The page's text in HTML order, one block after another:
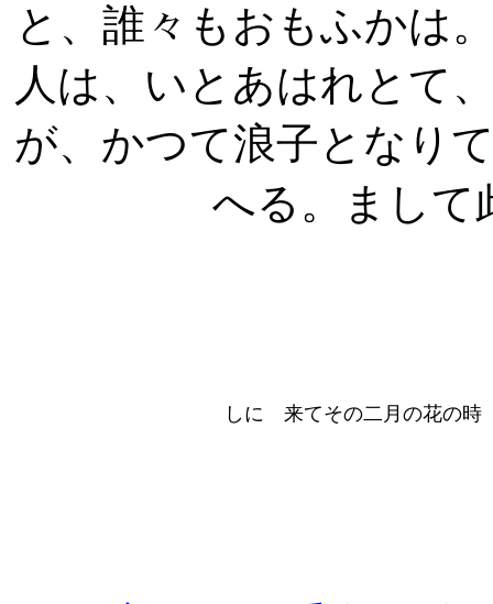
と、誰々もおもふかは
人は、いとあはれとて
が、かつて浪子となり
へる。まして
しにゝ来てその二月の花の時